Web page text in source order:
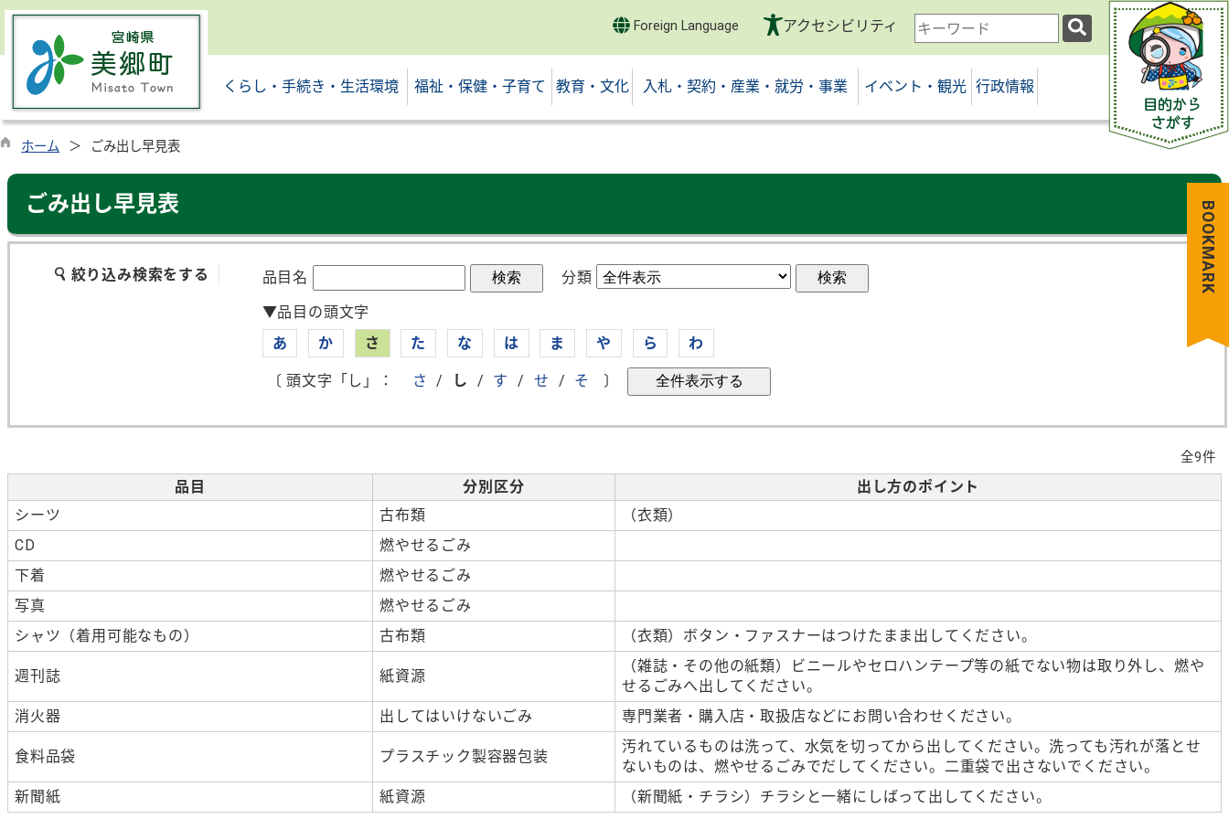
Foreign Language アクセシビリティ
検
索
ー
くらし・手続き・生活環境 福祉・保健・子育て 教育・文化 入札・契約・産業・就労・事業 イベント・観光 行政情報
ホーム ごみ出し早見表
ごみ出し早見表
絞り込み検索をする 品目名
分類
▼品目の頭文字
あ
か さ た な は ま や ら わ
〔 頭文字「し」： さ / し / す / せ / そ 〕
全9件
品目 分別区分
出し方のポイント
シーツ
古布類
（衣類）
CD
燃やせるごみ
下着
燃やせるごみ
写真
燃やせるごみ
シャツ（着用可能なもの）
古布類 （衣類）ボタン・ファスナーはつけたまま出してください。
週刊誌 紙資源
（雑誌・その他の紙類）ビニールやセロハンテープ等の紙でない物は取り外し、燃や
せるごみへ出してください。
消火器
出してはいけないごみ 専門業者・購入店・取扱店などにお問い合わせください。
食料品袋 プラスチック製容器包装
汚れているものは洗って、水気を切ってから出してください。洗っても汚れが落とせ
ないものは、燃やせるごみでだしてください。二重袋で出さないでください。
新聞紙
紙資源 （新聞紙・チラシ）チラシと一緒にしばって出してください。
BOOKMARK